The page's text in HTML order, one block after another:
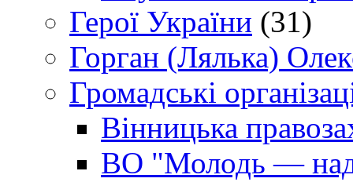
Герої України (31)
Горган (Лялька)
Громадські
Вінницька
ВО "Молодь —